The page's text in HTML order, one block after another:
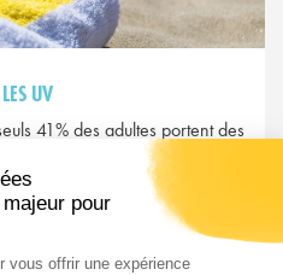
UV
41% des adultes portent des
des UV. Un chiffre alarmant
endommager durablement les